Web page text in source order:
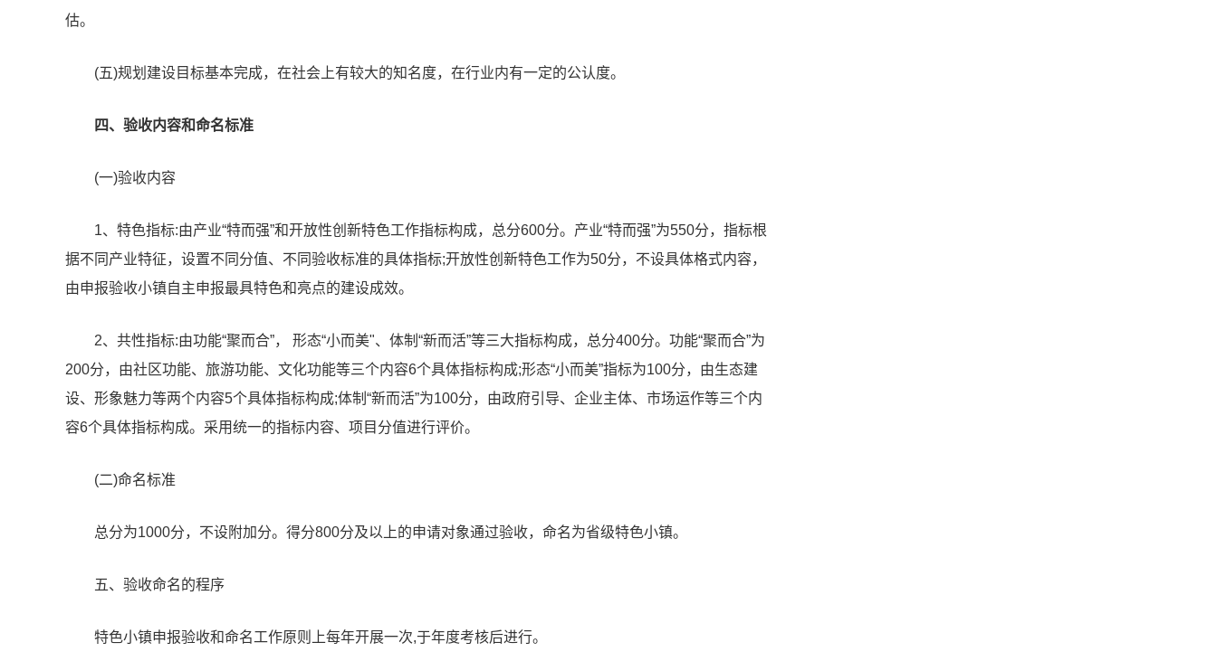
估。
(五)规划建设目标基本完成，在社会上有较大的知名度，在行业内有一定的公认度。
四、验收内容和命名标准
(一)验收内容
1、特色指标:由产业“特而强”和开放性创新特色工作指标构成，总分600分。产业“特而强”为550分，指标根
据不同产业特征，设置不同分值、不同验收标准的具体指标;开放性创新特色工作为50分，不设具体格式内容，
由申报验收小镇自主申报最具特色和亮点的建设成效。
2、共性指标:由功能“聚而合”， 形态“小而美"、体制“新而活”等三大指标构成，总分400分。功能“聚而合”为
200分，由社区功能、旅游功能、文化功能等三个内容6个具体指标构成;形态“小而美”指标为100分，由生态建
设、形象魅力等两个内容5个具体指标构成;体制“新而活”为100分，由政府引导、企业主体、市场运作等三个内
容6个具体指标构成。采用统一的指标内容、项目分值进行评价。
(二)命名标准
总分为1000分，不设附加分。得分800分及以上的申请对象通过验收，命名为省级特色小镇。
五、验收命名的程序
特色小镇申报验收和命名工作原则上每年开展一次,于年度考核后进行。